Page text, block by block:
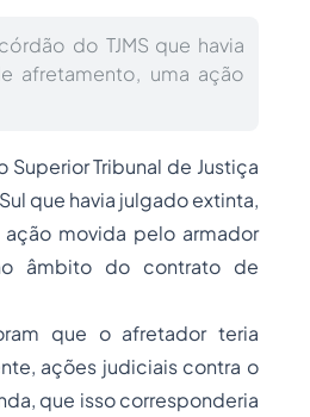
do TJMS que havia
afretamento, uma ação
Superior Tribunal de Justiça
que havia julgado extinta,
movida pelo armador
âmbito do contrato de
que o afretador teria
ações judiciais contra o
que isso corresponderia